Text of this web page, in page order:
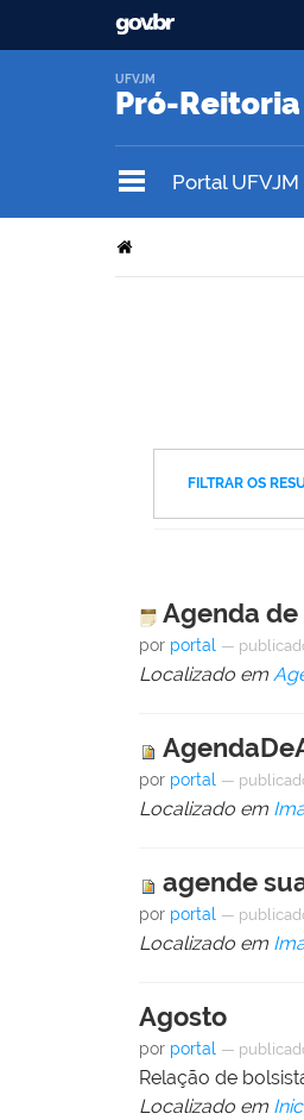
Pró-
UFVJM
Portal UFVJM
FILTRAR OS
Agenda
por portal —
Localizado em
por portal —
Localizado em
agende
por portal —
Localizado em
Agosto
por portal —
Relação de
Localizado em